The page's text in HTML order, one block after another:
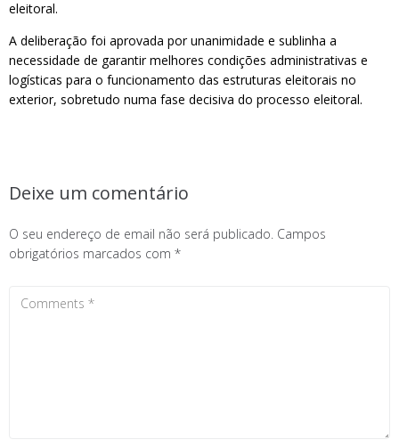
eleitoral.
A deliberação foi aprovada por unanimidade e sublinha a
necessidade de garantir melhores condições administrativas e
logísticas para o funcionamento das estruturas eleitorais no
exterior, sobretudo numa fase decisiva do processo eleitoral.
Deixe um comentário
O seu endereço de email não será publicado. Campos
obrigatórios marcados com *